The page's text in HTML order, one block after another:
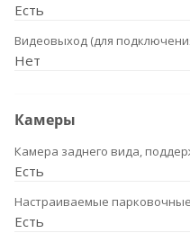
Есть
Видеовыход (для
Нет
Камеры
Камера заднего вида,
Есть
Настраиваемые
Есть